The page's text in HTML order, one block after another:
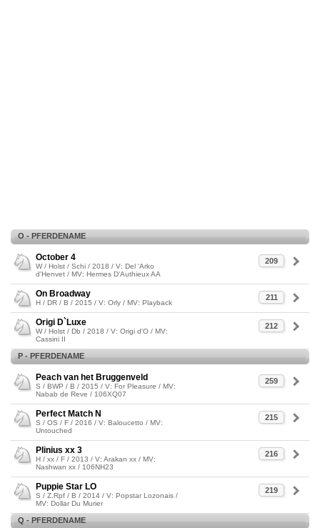
O - PFERDENAME
209
October 4
W / Holst / Schi / 2018 / V: Del 'Arko
d'Henvet / MV: Hermes D'Authieux AA
211
On Broadway
H / DR / B / 2015 / V: Orly / MV: Playback
212
Origi D`Luxe
W / Holst / Db / 2018 / V: Origi d'O / MV:
Cassini II
P - PFERDENAME
259
Peach van het Bruggenveld
S / BWP / B / 2015 / V: For Pleasure / MV:
Nabab de Reve / 106XQ07
215
Perfect Match N
S / OS / F / 2016 / V: Baloucetto / MV:
Untouched
216
Plinius xx 3
H / xx / F / 2013 / V: Arakan xx / MV:
Nashwan xx / 106NH23
219
Puppie Star LO
S / Z.Rpf / B / 2014 / V: Popstar Lozonais /
MV: Dollar Du Murier
Q - PFERDENAME